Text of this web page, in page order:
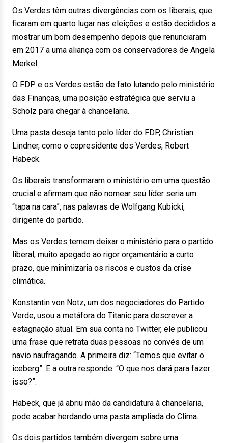
Os Verdes têm outras divergências com os liberais, que
ficaram em quarto lugar nas eleições e estão decididos a
mostrar um bom desempenho depois que renunciaram
em 2017 a uma aliança com os conservadores de Angela
Merkel.
O FDP e os Verdes estão de fato lutando pelo ministério
das Finanças, uma posição estratégica que serviu a
Scholz para chegar à chancelaria.
Uma pasta deseja tanto pelo líder do FDP, Christian
Lindner, como o copresidente dos Verdes, Robert
Habeck.
Os liberais transformaram o ministério em uma questão
crucial e afirmam que não nomear seu líder seria um
“tapa na cara”, nas palavras de Wolfgang Kubicki,
dirigente do partido.
Mas os Verdes temem deixar o ministério para o partido
liberal, muito apegado ao rigor orçamentário a curto
prazo, que minimizaria os riscos e custos da crise
climática.
Konstantin von Notz, um dos negociadores do Partido
Verde, usou a metáfora do Titanic para descrever a
estagnação atual. Em sua conta no Twitter, ele publicou
uma frase que retrata duas pessoas no convés de um
navio naufragando. A primeira diz: “Temos que evitar o
iceberg”. E a outra responde: “O que nos dará para fazer
isso?”.
Habeck, que já abriu mão da candidatura à chancelaria,
pode acabar herdando uma pasta ampliada do Clima.
Os dois partidos também divergem sobre uma